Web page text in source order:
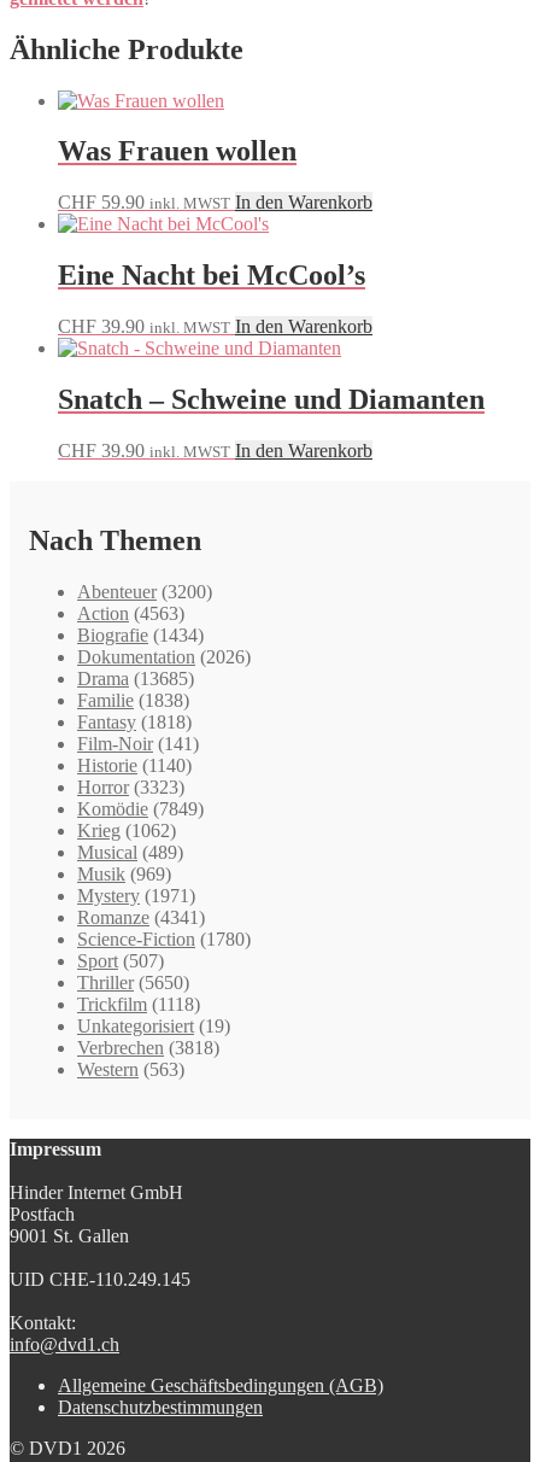
Ähnliche Produkte
Was Frauen wollen
CHF 59.90 inkl. MWST In den Warenkorb
Eine Nacht bei McCool’s
CHF 39.90 inkl. MWST In den Warenkorb
Snatch – Schweine und Diamanten
CHF 39.90 inkl. MWST In den Warenkorb
Nach Themen
Abenteuer (3200)
Action (4563)
Biografie (1434)
Dokumentation (2026)
Drama (13685)
Familie (1838)
Fantasy (1818)
Film-Noir (141)
Historie (1140)
Horror (3323)
Komödie (7849)
Krieg (1062)
Musical (489)
Musik (969)
Mystery (1971)
Romanze (4341)
Science-Fiction (1780)
Sport (507)
Thriller (5650)
Trickfilm (1118)
Unkategorisiert (19)
Verbrechen (3818)
Western (563)
Impressum
Hinder Internet GmbH
Postfach
9001 St. Gallen
UID CHE-110.249.145
Kontakt:
info@dvd1.ch
Allgemeine Geschäftsbedingungen (AGB)
Datenschutzbestimmungen
© DVD1 2026